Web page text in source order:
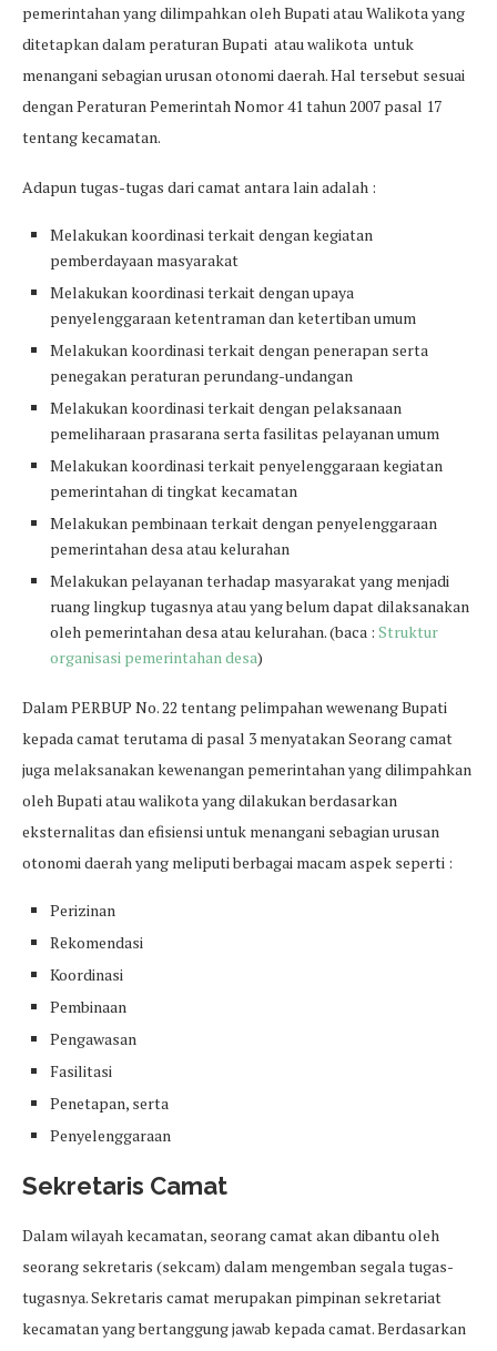
pemerintahan yang dilimpahkan oleh Bupati atau Walikota yang
ditetapkan dalam peraturan Bupati atau walikota untuk
menangani sebagian urusan otonomi daerah. Hal tersebut sesuai
dengan Peraturan Pemerintah Nomor 41 tahun 2007 pasal 17
tentang kecamatan.
Adapun tugas-tugas dari camat antara lain adalah :
Melakukan koordinasi terkait dengan kegiatan
pemberdayaan masyarakat
Melakukan koordinasi terkait dengan upaya
penyelenggaraan ketentraman dan ketertiban umum
Melakukan koordinasi terkait dengan penerapan serta
penegakan peraturan perundang-undangan
Melakukan koordinasi terkait dengan pelaksanaan
pemeliharaan prasarana serta fasilitas pelayanan umum
Melakukan koordinasi terkait penyelenggaraan kegiatan
pemerintahan di tingkat kecamatan
Melakukan pembinaan terkait dengan penyelenggaraan
pemerintahan desa atau kelurahan
Melakukan pelayanan terhadap masyarakat yang menjadi
ruang lingkup tugasnya atau yang belum dapat dilaksanakan
oleh pemerintahan desa atau kelurahan. (baca : Struktur
organisasi pemerintahan desa)
Dalam PERBUP No. 22 tentang pelimpahan wewenang Bupati
kepada camat terutama di pasal 3 menyatakan Seorang camat
juga melaksanakan kewenangan pemerintahan yang dilimpahkan
oleh Bupati atau walikota yang dilakukan berdasarkan
eksternalitas dan efisiensi untuk menangani sebagian urusan
otonomi daerah yang meliputi berbagai macam aspek seperti :
Perizinan
Rekomendasi
Koordinasi
Pembinaan
Pengawasan
Fasilitasi
Penetapan, serta
Penyelenggaraan
Sekretaris Camat
Dalam wilayah kecamatan, seorang camat akan dibantu oleh
seorang sekretaris (sekcam) dalam mengemban segala tugas-
tugasnya. Sekretaris camat merupakan pimpinan sekretariat
kecamatan yang bertanggung jawab kepada camat. Berdasarkan